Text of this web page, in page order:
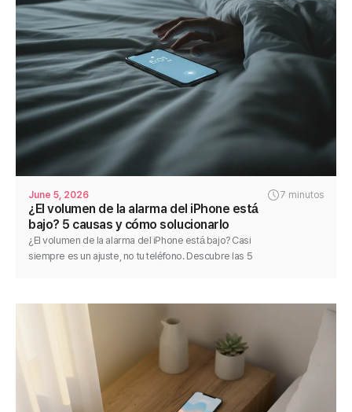
June 5, 2026 7 minutos
¿El volumen de la alarma del iPhone está
bajo? 5 causas y cómo solucionarlo
¿El volumen de la alarma del iPhone está bajo? Casi
siempre es un ajuste, no tu teléfono. Descubre las 5